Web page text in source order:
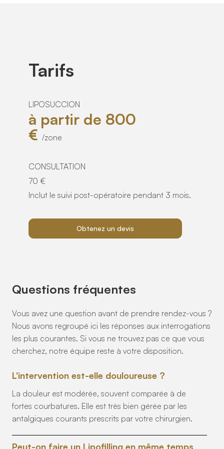
Tarifs
LIPOSUCCION
à partir de 800
€ /zone
CONSULTATION
70 €
Inclut le suivi post-opératoire pendant 3 mois.
Obtenez un devis
Questions fréquentes
Vous avez une question avant de prendre rendez-vous ?
Nous avons regroupé ici les réponses aux interrogations
les plus courantes. Si vous ne trouvez pas ce que vous
cherchez, notre équipe reste à votre disposition.
L'intervention est-elle douloureuse ?
La douleur est modérée, souvent comparée à de
fortes courbatures. Elle est très bien gérée par les
antalgiques courants prescrits par votre chirurgien.
Peut-on faire un Lipofilling en même temps